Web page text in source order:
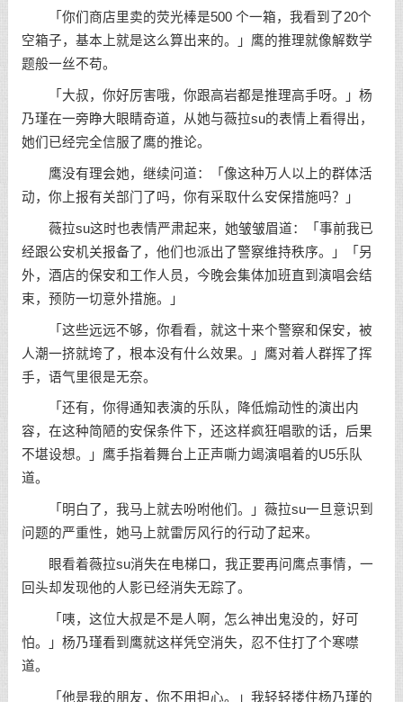
「你们商店里卖的荧光棒是500 个一箱，我看到了20个
空箱子，基本上就是这么算出来的。」鹰的推理就像解数学
题般一丝不苟。
「大叔，你好厉害哦，你跟高岩都是推理高手呀。」杨
乃瑾在一旁睁大眼睛奇道，从她与薇拉su的表情上看得出，
她们已经完全信服了鹰的推论。
鹰没有理会她，继续问道：「像这种万人以上的群体活
动，你上报有关部门了吗，你有采取什么安保措施吗？」
薇拉su这时也表情严肃起来，她皱皱眉道：「事前我已
经跟公安机关报备了，他们也派出了警察维持秩序。」「另
外，酒店的保安和工作人员，今晚会集体加班直到演唱会结
束，预防一切意外措施。」
「这些远远不够，你看看，就这十来个警察和保安，被
人潮一挤就垮了，根本没有什么效果。」鹰对着人群挥了挥
手，语气里很是无奈。
「还有，你得通知表演的乐队，降低煽动性的演出内
容，在这种简陋的安保条件下，还这样疯狂唱歌的话，后果
不堪设想。」鹰手指着舞台上正声嘶力竭演唱着的U5乐队
道。
「明白了，我马上就去吩咐他们。」薇拉su一旦意识到
问题的严重性，她马上就雷厉风行的行动了起来。
眼看着薇拉su消失在电梯口，我正要再问鹰点事情，一
回头却发现他的人影已经消失无踪了。
「咦，这位大叔是不是人啊，怎么神出鬼没的，好可
怕。」杨乃瑾看到鹰就这样凭空消失，忍不住打了个寒噤
道。
「他是我的朋友，你不用担心。」我轻轻搂住杨乃瑾的